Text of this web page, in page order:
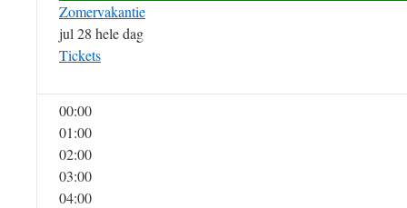
Zomervakantie
jul 28 hele dag
Tickets
00:00
01:00
02:00
03:00
04:00